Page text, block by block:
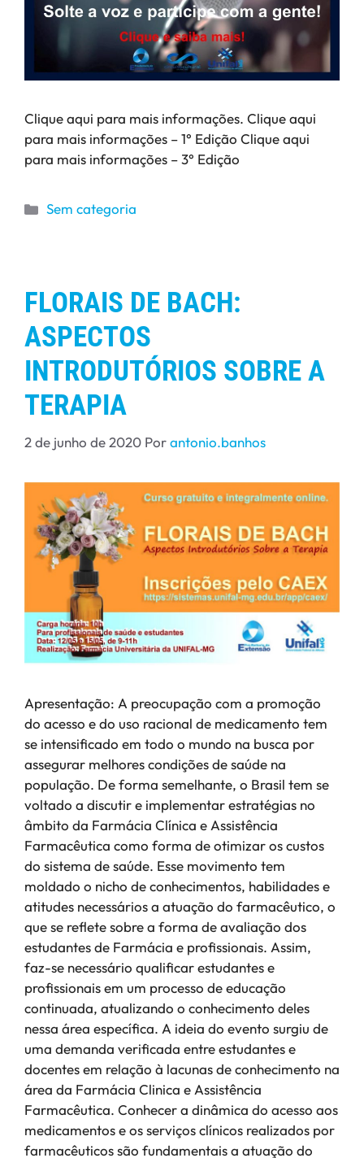
Clique aqui para mais informações. Clique aqui
para mais informações – 1° Edição Clique aqui
para mais informações – 3° Edição
Sem categoria
FLORAIS DE BACH:
ASPECTOS
INTRODUTÓRIOS SOBRE A
TERAPIA
2 de junho de 2020 Porantonio.banhos
Apresentação: A preocupação com a promoção
do acesso e do uso racional de medicamento tem
se intensificado em todo o mundo na busca por
assegurar melhores condições de saúde na
população. De forma semelhante, o Brasil tem se
voltado a discutir e implementar estratégias no
âmbito da Farmácia Clínica e Assistência
Farmacêutica como forma de otimizar os custos
do sistema de saúde. Esse movimento tem
moldado o nicho de conhecimentos, habilidades e
atitudes necessários a atuação do farmacêutico, o
que se reflete sobre a forma de avaliação dos
estudantes de Farmácia e profissionais. Assim,
faz-se necessário qualificar estudantes e
profissionais em um processo de educação
continuada, atualizando o conhecimento deles
nessa área específica. A ideia do evento surgiu de
uma demanda verificada entre estudantes e
docentes em relação à lacunas de conhecimento na
área da Farmácia Clinica e Assistência
Farmacêutica. Conhecer a dinâmica do acesso aos
medicamentos e os serviços clínicos realizados por
farmacêuticos são fundamentais a atuação do